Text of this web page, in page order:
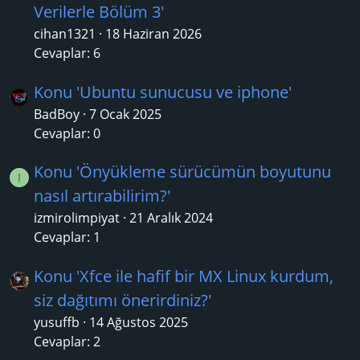
Verilerle Bölüm 3'
cihan1321
18 Haziran 2026
Cevaplar: 6
Konu 'Ubuntu sunucusu ve iphone'
BadBoy 7 Ocak 2025
Cevaplar: 0
I
Konu 'Önyükleme sürücümün boyutunu
nasıl artırabilirim?'
izmirolimpiyat 21 Aralık 2024
Cevaplar: 1
Konu 'Xfce ile hafif bir MX Linux kurdum,
siz dağıtımı önerirdiniz?'
yusuffb
14 Ağustos 2025
Cevaplar: 2